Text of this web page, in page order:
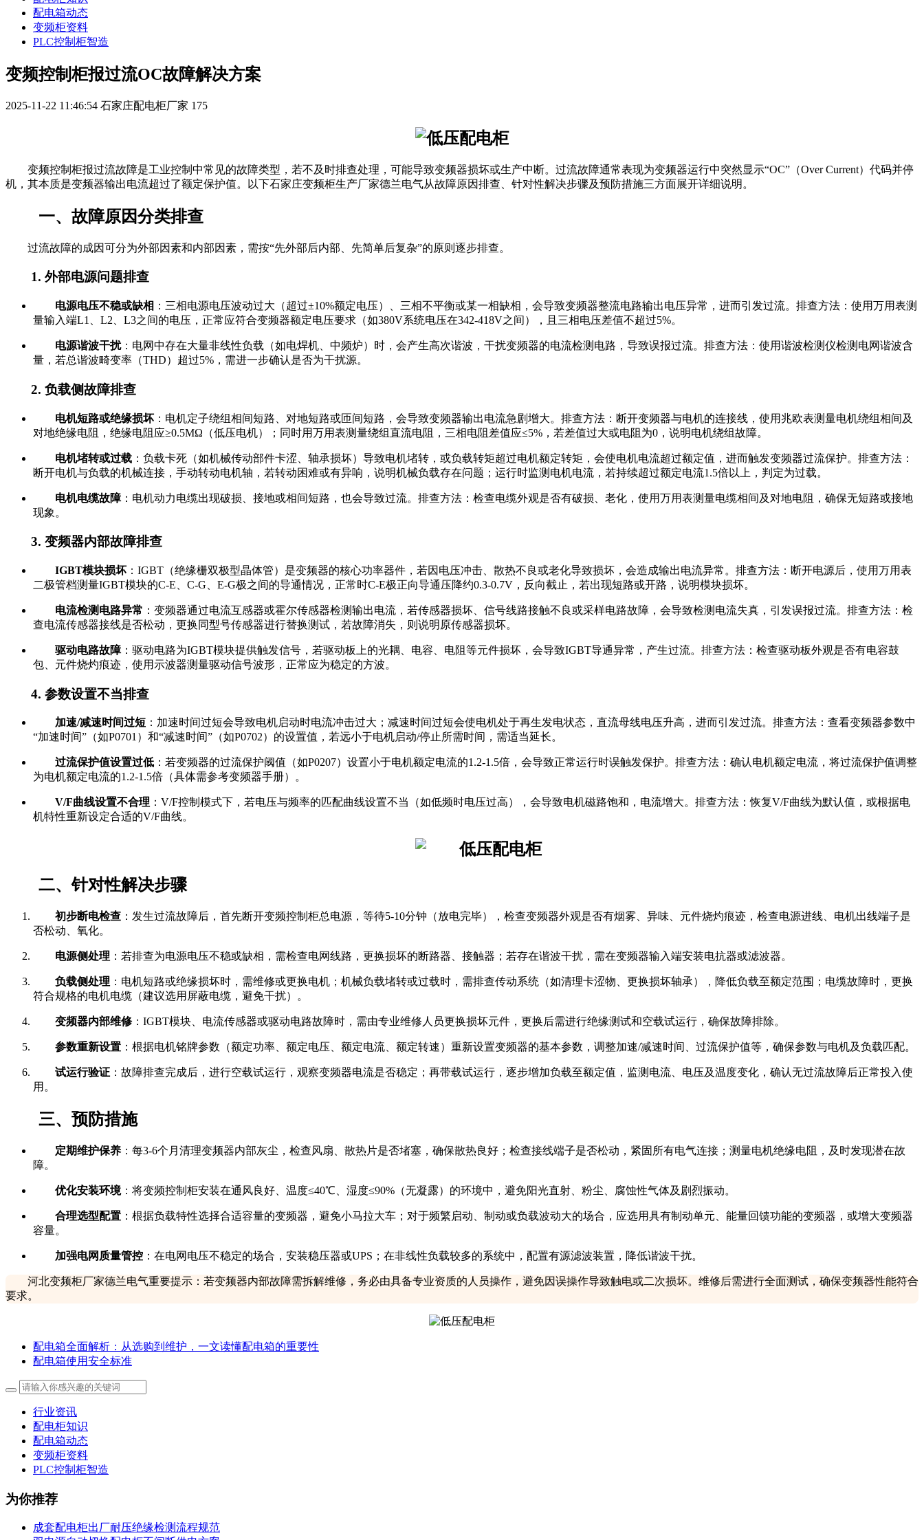
配电箱动态
变频柜资料
PLC控制柜智造
变频控制柜报过流OC故障解决方案
2025-11-22 11:46:54 石家庄配电柜厂家 175
变频控制柜报过流故障是工业控制中常见的故障类型，若不及时排查处理，可能导致变频器损坏或生产中断。过流故障通常表现为变频器运行中突然显示“OC”（Over Current）代码并停
机，其本质是变频器输出电流超过了额定保护值。以下石家庄变频柜生产厂家德兰电气从故障原因排查、针对性解决步骤及预防措施三方面展开详细说明。
一、故障原因分类排查
过流故障的成因可分为外部因素和内部因素，需按“先外部后内部、先简单后复杂”的原则逐步排查。
1. 外部电源问题排查
电源电压不稳或缺相 ：三相电源电压波动过大（超过±10%额定电压）、三相不平衡或某一相缺相，会导致变频器整流电路输出电压异常，进而引发过流。排查方法：使用万用表测
量输入端L1、L2、L3之间的电压，正常应符合变频器额定电压要求（如380V系统电压在342-418V之间），且三相电压差值不超过5%。
电源谐波干扰：电网中存在大量非线性负载（如电焊机、中频炉）时，会产生高次谐波，干扰变频器的电流检测电路，导致误报过流。排查方法：使用谐波检测仪检测电网谐波含
量，若总谐波畸变率（THD）超过5%，需进一步确认是否为干扰源。
2. 负载侧故障排查
电机短路或绝缘损坏 ：电机定子绕组相间短路、对地短路或匝间短路，会导致变频器输出电流急剧增大。排查方法：断开变频器与电机的连接线，使用兆欧表测量电机绕组相间及
对地绝缘电阻，绝缘电阻应≥0.5MΩ（低压电机）；同时用万用表测量绕组直流电阻，三相电阻差值应≤5%，若差值过大或电阻为0，说明电机绕组故障。
电机堵转或过载 ：负载卡死（如机械传动部件卡涩、轴承损坏）导致电机堵转，或负载转矩超过电机额定转矩，会使电机电流超过额定值，进而触发变频器过流保护。排查方法：
断开电机与负载的机械连接，手动转动电机轴，若转动困难或有异响，说明机械负载存在问题；运行时监测电机电流，若持续超过额定电流1.5倍以上，判定为过载。
电机电缆故障：电机动力电缆出现破损、接地或相间短路，也会导致过流。排查方法：检查电缆外观是否有破损、老化，使用万用表测量电缆相间及对地电阻，确保无短路或接地
现象。
3. 变频器内部故障排查
IGBT模块损坏 ：IGBT（绝缘栅双极型晶体管）是变频器的核心功率器件，若因电压冲击、散热不良或老化导致损坏，会造成输出电流异常。排查方法：断开电源后，使用万用表
二极管档测量IGBT模块的C-E、C-G、E-G极之间的导通情况，正常时C-E极正向导通压降约0.3-0.7V，反向截止，若出现短路或开路，说明模块损坏。
电流检测电路异常 ：变频器通过电流互感器或霍尔传感器检测输出电流，若传感器损坏、信号线路接触不良或采样电路故障，会导致检测电流失真，引发误报过流。排查方法：检
查电流传感器接线是否松动，更换同型号传感器进行替换测试，若故障消失，则说明原传感器损坏。
驱动电路故障：驱动电路为IGBT模块提供触发信号，若驱动板上的光耦、电容、电阻等元件损坏，会导致IGBT导通异常，产生过流。排查方法：检查驱动板外观是否有电容鼓
包、元件烧灼痕迹，使用示波器测量驱动信号波形，正常应为稳定的方波。
4. 参数设置不当排查
加速/减速时间过短 ：加速时间过短会导致电机启动时电流冲击过大；减速时间过短会使电机处于再生发电状态，直流母线电压升高，进而引发过流。排查方法：查看变频器参数中
“加速时间”（如P0701）和“减速时间”（如P0702）的设置值，若远小于电机启动/停止所需时间，需适当延长。
过流保护值设置过低 ：若变频器的过流保护阈值（如P0207）设置小于电机额定电流的1.2-1.5倍，会导致正常运行时误触发保护。排查方法：确认电机额定电流，将过流保护值调整
为电机额定电流的1.2-1.5倍（具体需参考变频器手册）。
V/F曲线设置不合理 ：V/F控制模式下，若电压与频率的匹配曲线设置不当（如低频时电压过高），会导致电机磁路饱和，电流增大。排查方法：恢复V/F曲线为默认值，或根据电
机特性重新设定合适的V/F曲线。
二、针对性解决步骤
初步断电检查 ：发生过流故障后，首先断开变频控制柜总电源，等待5-10分钟（放电完毕），检查变频器外观是否有烟雾、异味、元件烧灼痕迹，检查电源进线、电机出线端子是
否松动、氧化。
电源侧处理 ：若排查为电源电压不稳或缺相，需检查电网线路，更换损坏的断路器、接触器；若存在谐波干扰，需在变频器输入端安装电抗器或滤波器。
负载侧处理 ：电机短路或绝缘损坏时，需维修或更换电机；机械负载堵转或过载时，需排查传动系统（如清理卡涩物、更换损坏轴承），降低负载至额定范围；电缆故障时，更换
符合规格的电机电缆（建议选用屏蔽电缆，避免干扰）。
变频器内部维修 ：IGBT模块、电流传感器或驱动电路故障时，需由专业维修人员更换损坏元件，更换后需进行绝缘测试和空载试运行，确保故障排除。
参数重新设置 ：根据电机铭牌参数（额定功率、额定电压、额定电流、额定转速）重新设置变频器的基本参数，调整加速/减速时间、过流保护值等，确保参数与电机及负载匹配。
试运行验证 ：故障排查完成后，进行空载试运行，观察变频器电流是否稳定；再带载试运行，逐步增加负载至额定值，监测电流、电压及温度变化，确认无过流故障后正常投入使
用。
三、预防措施
定期维护保养 ：每3-6个月清理变频器内部灰尘，检查风扇、散热片是否堵塞，确保散热良好；检查接线端子是否松动，紧固所有电气连接；测量电机绝缘电阻，及时发现潜在故
障。
优化安装环境：将变频控制柜安装在通风良好、温度≤40℃、湿度≤90%（无凝露）的环境中，避免阳光直射、粉尘、腐蚀性气体及剧烈振动。
合理选型配置 ：根据负载特性选择合适容量的变频器，避免小马拉大车；对于频繁启动、制动或负载波动大的场合，应选用具有制动单元、能量回馈功能的变频器，或增大变频器
容量。
加强电网质量管控 ：在电网电压不稳定的场合，安装稳压器或UPS；在非线性负载较多的系统中，配置有源滤波装置，降低谐波干扰。
河北变频柜厂家德兰电气重要提示：若变频器内部故障需拆解维修，务必由具备专业资质的人员操作，避免因误操作导致触电或二次损坏。维修后需进行全面测试，确保变频器性能符合
要求。
配电箱全面解析：从选购到维护，一文读懂配电箱的重要性
配电箱使用安全标准
行业资讯
配电柜知识
配电箱动态
变频柜资料
PLC控制柜智造
为你推荐
成套配电柜出厂耐压绝缘检测流程规范